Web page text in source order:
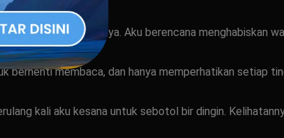
teman-temannya. Aku berencana menghabiskan
berhenti membaca, dan hanya memperhatikan setiap
kali aku kesana untuk sebotol bir dingin.